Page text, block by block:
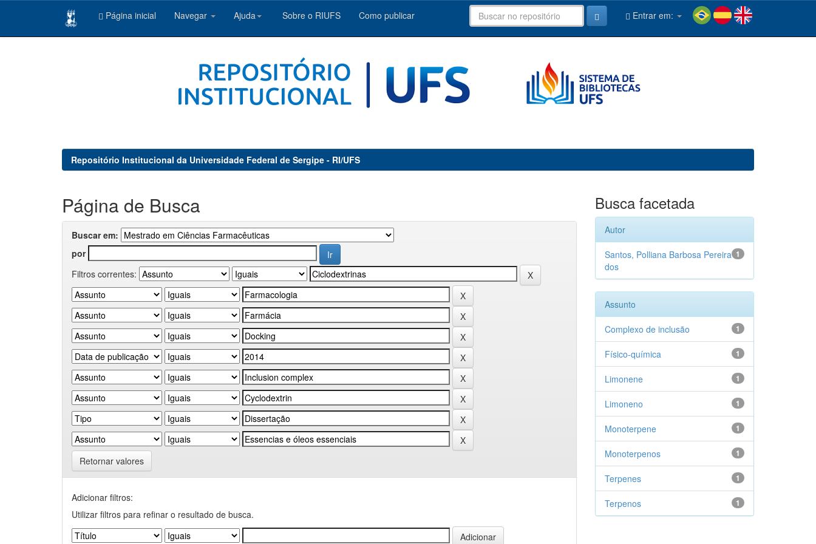
Página inicial Navegar Ajuda Sobre o RIUFS Como publicar Entrar em:
Repositório Institucional da Universidade Federal de Sergipe - RI/UFS
Página de Busca
Buscar em:
por
Filtros correntes:
Retornar valores
Adicionar filtros:
Utilizar filtros para refinar o resultado de busca.
Busca facetada
Autor
1
Santos, Polliana Barbosa Pereira
dos
Assunto
1
Complexo de inclusão
1
Físico-química
1
Limonene
1
Limoneno
1
Monoterpene
1
Monoterpenos
1
Terpenes
1
Terpenos